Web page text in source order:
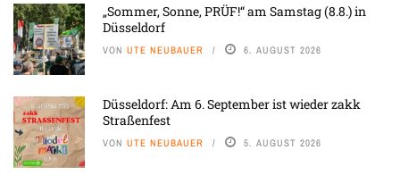
„Sommer, Sonne, PRÜF!“ am Samstag (8.8.) in
Düsseldorf
VON UTE NEUBAUER 6. AUGUST 2026
Düsseldorf: Am 6. September ist wieder zakk
Straßenfest
VON UTE NEUBAUER 5. AUGUST 2026